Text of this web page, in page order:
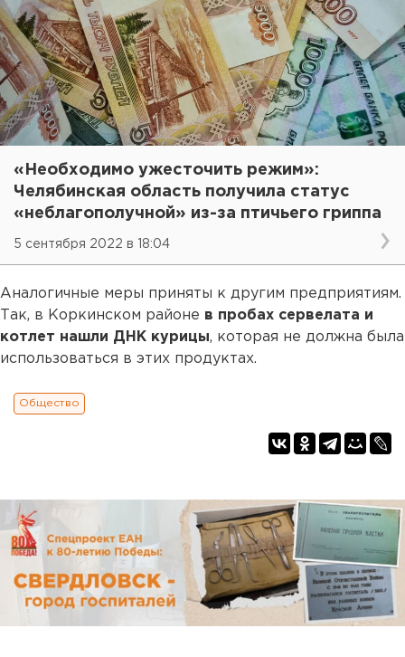
«Необходимо ужесточить режим»:
Челябинская область получила статус
«неблагополучной» из-за птичьего гриппа
5 сентября 2022 в 18:04
Аналогичные меры приняты к другим предприятиям.
Так, в Коркинском районе в пробах сервелата и
котлет нашли ДНК курицы, которая не должна была
использоваться в этих продуктах.
Общество